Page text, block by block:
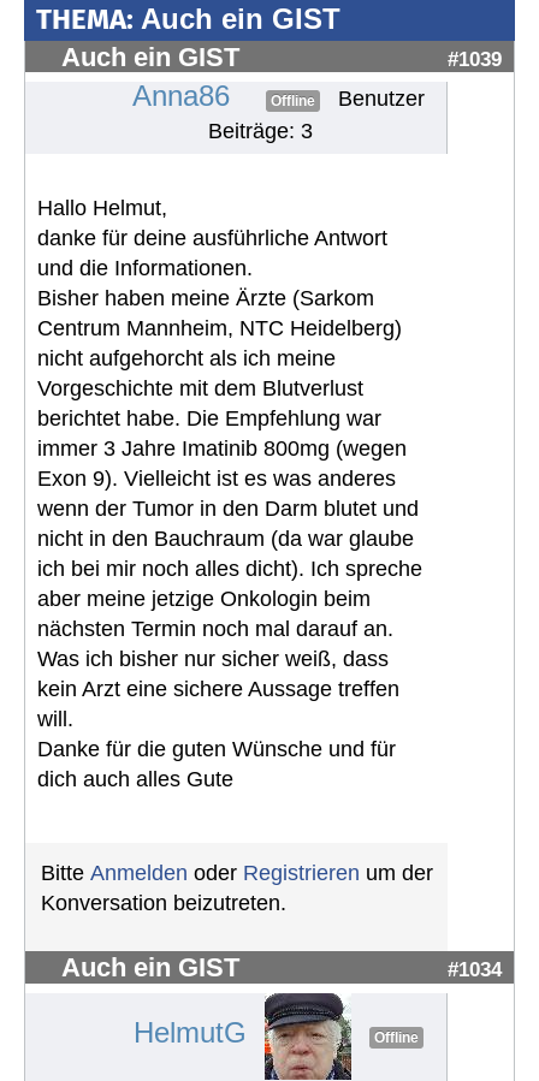
THEMA: Auch ein GIST
Auch ein GIST #1039
Anna86 Offline
Benutzer
Beiträge: 3
Hallo Helmut,
danke für deine ausführliche Antwort
und die Informationen.
Bisher haben meine Ärzte (Sarkom
Centrum Mannheim, NTC Heidelberg)
nicht aufgehorcht als ich meine
Vorgeschichte mit dem Blutverlust
berichtet habe. Die Empfehlung war
immer 3 Jahre Imatinib 800mg (wegen
Exon 9). Vielleicht ist es was anderes
wenn der Tumor in den Darm blutet und
nicht in den Bauchraum (da war glaube
ich bei mir noch alles dicht). Ich spreche
aber meine jetzige Onkologin beim
nächsten Termin noch mal darauf an.
Was ich bisher nur sicher weiß, dass
kein Arzt eine sichere Aussage treffen
will.
Danke für die guten Wünsche und für
dich auch alles Gute
Bitte Anmelden oder Registrieren um der
Konversation beizutreten.
Auch ein GIST #1034
HelmutG Offline